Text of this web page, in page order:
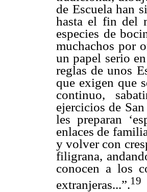
de Escuela han
hasta el fin del
especies de
muchachos por
un papel serio
reglas de unos
que exigen que
continuo,
ejercicios de
les preparan
enlaces de
y volver con
filigrana,
conocen a los
extranjeras...”.19